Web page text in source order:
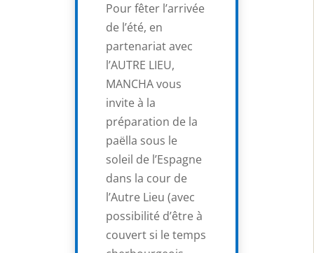
Pour fêter l’arrivée
de l’été, en
partenariat avec
l’AUTRE LIEU,
MANCHA vous
invite à la
préparation de la
paëlla sous le
soleil de l’Espagne
dans la cour de
l’Autre Lieu (avec
possibilité d’être à
couvert si le temps